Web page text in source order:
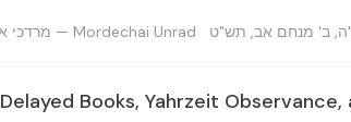
מרדכי אונראד — Mordechai Unrad
ב' מנחם אב, תש"ט
Delayed Books, Yahrzeit